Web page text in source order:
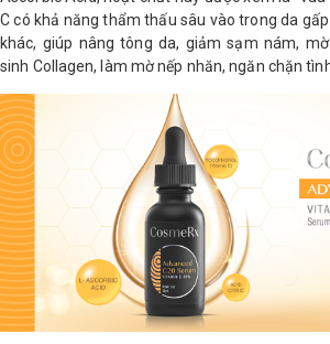
C có khả năng thẩm thấu sâu vào trong da
khác, giúp nâng tông da, giảm sạm nám,
sinh Collagen, làm mờ nếp nhăn, ngăn chặn